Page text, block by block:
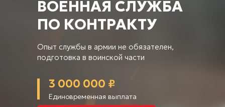
ВОЕННАЯ СЛУЖБА
ПО КОНТРАКТУ
Опыт службы в армии не обязателен,
подготовка в воинской части
3 000 000 ₽
Единовременная выплата